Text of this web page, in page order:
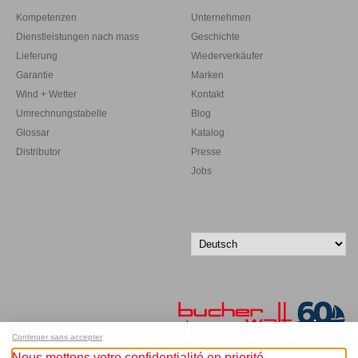
Kompetenzen
Dienstleistungen nach mass
Lieferung
Garantie
Wind + Wetter
Umrechnungstabelle
Glossar
Distributor
Unternehmen
Geschichte
Wiederverkäufer
Marken
Kontakt
Blog
Katalog
Presse
Jobs
Continuer sans accepter